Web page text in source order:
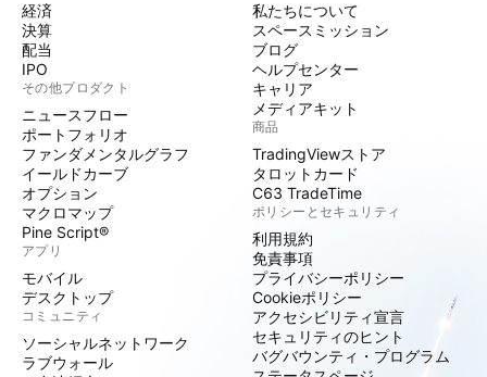
経済
決算
配当
IPO
その他プロダクト
ニュースフロー
ポートフォリオ
ファンダメンタルグラフ
イールドカーブ
オプション
マクロマップ
Pine Script®
アプリ
モバイル
デスクトップ
コミュニティ
ソーシャルネットワーク
ラブウォール
私たちについて
スペースミッション
ブログ
ヘルプセンター
キャリア
メディアキット
商品
TradingViewストア
タロットカード
C63 TradeTime
ポリシーとセキュリティ
利用規約
免責事項
プライバシーポリシー
Cookieポリシー
アクセシビリティ宣言
セキュリティのヒント
バグバウンティ・プログラム